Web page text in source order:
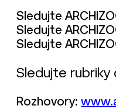
Sledujte
Sledujte
Sledujte
Sledujte rubriky
Rozhovory: